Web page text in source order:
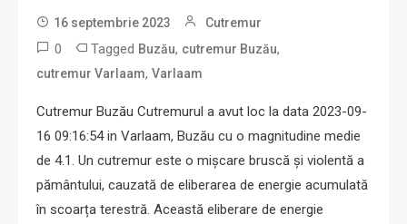
16 septembrie 2023 Cutremur
0 Tagged Buzău, cutremur Buzău,
cutremur Varlaam, Varlaam
Cutremur Buzău Cutremurul a avut loc la data 2023-09-
16 09:16:54 in Varlaam, Buzău cu o magnitudine medie
de 4.1. Un cutremur este o mișcare bruscă și violentă a
pământului, cauzată de eliberarea de energie acumulată
în scoarța terestră. Această eliberare de energie